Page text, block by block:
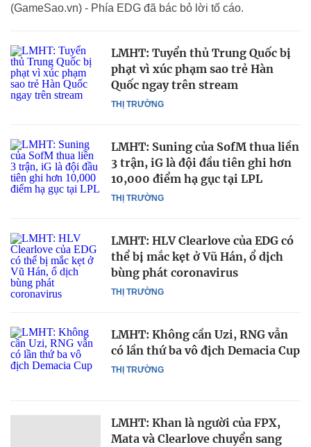
(GameSao.vn) - Phía EDG đã bác bỏ lời tố cáo.
THỊ TRƯỜNG
LMHT: Tuyển thủ Trung Quốc bị
phạt vì xúc phạm sao trẻ Hàn
Quốc ngay trên stream
THỊ TRƯỜNG
LMHT: Suning của SofM thua liền
3 trận, iG là đội đầu tiên ghi hơn
10,000 điểm hạ gục tại LPL
THỊ TRƯỜNG
LMHT: HLV Clearlove của EDG có
thể bị mắc kẹt ở Vũ Hán, ổ dịch
bùng phát coronavirus
THỊ TRƯỜNG
LMHT: Không cần Uzi, RNG vẫn
có lần thứ ba vô địch Demacia Cup
LMHT: Khan là người của FPX,
Mata và Clearlove chuyển sang